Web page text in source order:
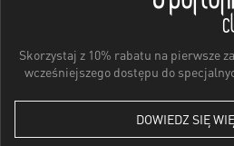
Skorzystaj z 10% rabatu na pierwsze
wcześniejszego dostępu do
DOWIEDZ SIĘ